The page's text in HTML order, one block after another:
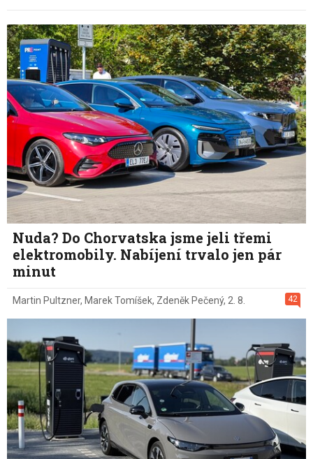
Nuda? Do Chorvatska jsme jeli třemi
elektromobily. Nabíjení trvalo jen pár
minut
42
Martin Pultzner, Marek Tomíšek, Zdeněk Pečený, 2. 8.